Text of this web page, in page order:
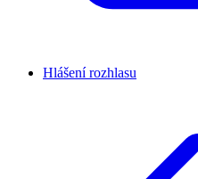
Hlášení rozhlasu